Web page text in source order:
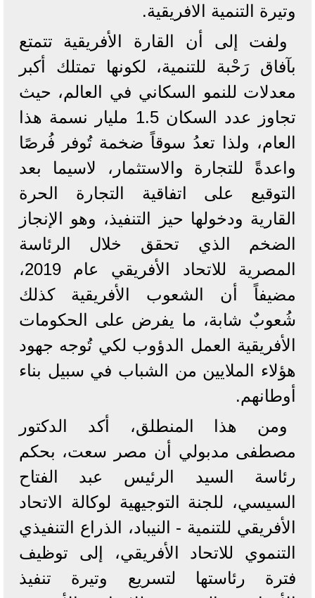
وتيرة التنمية الافريقية.
ولفت إلى أن القارة الأفريقية تتمتع
بآفاق رَحْبة للتنمية، لكونها تمتلك أكبر
معدلات للنمو السكاني في العالم، حيث
تجاوز عدد السكان 1.5 مليار نسمة هذا
العام، ولذا تعدُ سوقاً ضخمة تُوفر فُرصًا
واعدةً للتجارة والاستثمار، لاسيما بعد
التوقيع على اتفاقية التجارة الحرة
القارية ودخولها حيز التنفيذ، وهو الإنجاز
الضخم الذي تحقق خلال الرئاسة
المصرية للاتحاد الأفريقي عام 2019،
مضيفاً أن الشعوب الأفريقية كذلك
شُعوبٌ شابة، ما يفرض على الحكومات
الأفريقية العمل الدؤوب لكي تُوجه جهود
هؤلاء الملايين من الشباب في سبيل بناء
أوطانهم.
ومن هذا المنطلق، أكد الدكتور
مصطفى مدبولي أن مصر سعت، بحكم
رئاسة السيد الرئيس عبد الفتاح
السيسي، للجنة التوجيهية لوكالة الاتحاد
الأفريقي للتنمية - النيباد، الذراع التنفيذي
التنموي للاتحاد الأفريقي، إلى توظيف
فترة رئاستها لتسريع وتيرة تنفيذ